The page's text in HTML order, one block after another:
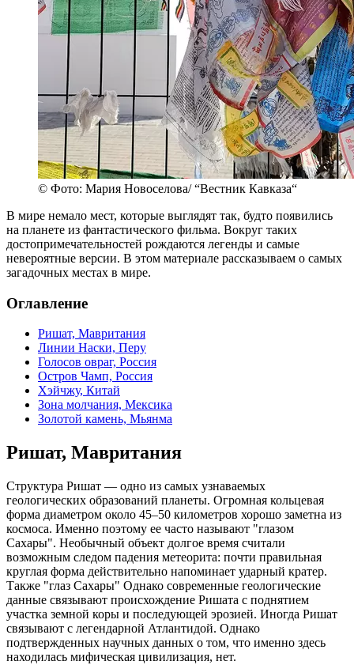
© Фото: Мария Новоселова/ “Вестник Кавказа“
В мире немало мест, которые выглядят так, будто появились
на планете из фантастического фильма. Вокруг таких
достопримечательностей рождаются легенды и самые
невероятные версии. В этом материале рассказываем о самых
загадочных местах в мире.
Оглавление
Ришат, Мавритания
Линии Наски, Перу
Голосов овраг, Россия
Остров Чамп, Россия
Хэйчжу, Китай
Зона молчания, Мексика
Золотой камень, Мьянма
Ришат, Мавритания
Структура Ришат — одно из самых узнаваемых
геологических образований планеты. Огромная кольцевая
форма диаметром около 45–50 километров хорошо заметна из
космоса. Именно поэтому ее часто называют "глазом
Сахары". Необычный объект долгое время считали
возможным следом падения метеорита: почти правильная
круглая форма действительно напоминает ударный кратер.
Также "глаз Сахары" Однако современные геологические
данные связывают происхождение Ришата с поднятием
участка земной коры и последующей эрозией. Иногда Ришат
связывают с легендарной Атлантидой. Однако
подтвержденных научных данных о том, что именно здесь
находилась мифическая цивилизация, нет.